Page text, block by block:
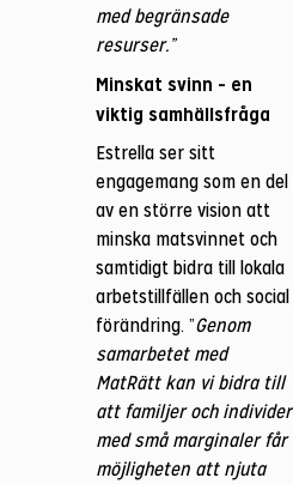
med begränsade
resurser.”
Minskat svinn – en
viktig samhällsfråga
Estrella ser sitt
engagemang som en del
av en större vision att
minska matsvinnet och
samtidigt bidra till lokala
arbetstillfällen och social
förändring. ”Genom
samarbetet med
MatRätt kan vi bidra till
att familjer och individer
med små marginaler får
möjligheten att njuta